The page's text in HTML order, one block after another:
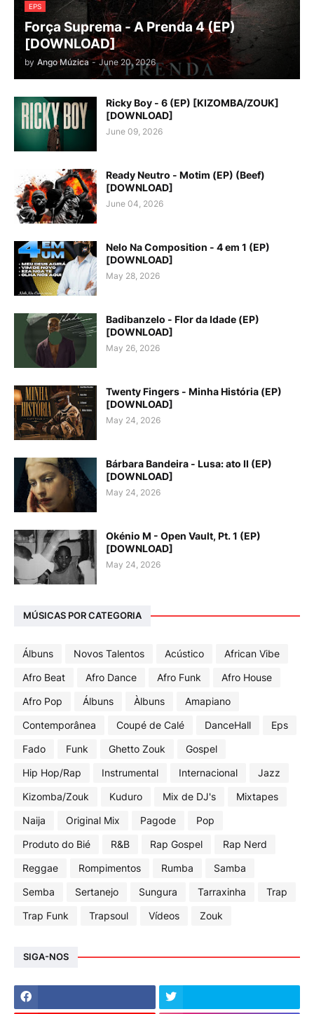
EPS
Força Suprema - A Prenda 4 (EP)
[DOWNLOAD]
by Ango Múzica - June 20, 2026
Ricky Boy - 6 (EP) [KIZOMBA/ZOUK]
[DOWNLOAD]
June 09, 2026
Ready Neutro - Motim (EP) (Beef)
[DOWNLOAD]
June 04, 2026
Nelo Na Composition - 4 em 1 (EP)
[DOWNLOAD]
May 28, 2026
Badibanzelo - Flor da Idade (EP)
[DOWNLOAD]
May 26, 2026
Twenty Fingers - Minha História (EP)
[DOWNLOAD]
May 24, 2026
Bárbara Bandeira - Lusa: ato II (EP)
[DOWNLOAD]
May 24, 2026
Okénio M - Open Vault, Pt. 1 (EP)
[DOWNLOAD]
May 24, 2026
MÚSICAS POR CATEGORIA
Álbuns Novos Talentos Acústico
African Vibe
Afro Beat
Afro Dance Afro Funk
Afro House
Afro Pop
Álbuns Àlbuns
Amapiano
Contemporânea
Coupé de Calé DanceHall
Eps
Fado
Funk Ghetto Zouk
Gospel
Hip Hop/Rap
Instrumental Internacional
Jazz
Kizomba/Zouk
Kuduro Mix de DJ's
Mixtapes
Naija
Original Mix Pagode
Pop
Produto do Bié
R&B Rap Gospel
Rap Nerd
Reggae
Rompimentos Rumba
Samba
Semba
Sertanejo Sungura Tarraxinha
Trap
Trap Funk
Trapsoul Vídeos Zouk
SIGA-NOS